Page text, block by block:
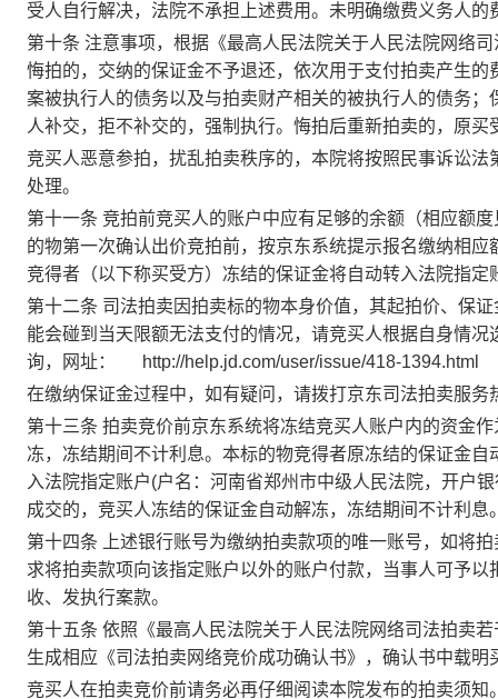
受人自行解决， 法院不承担上述费用。未明确缴费义务人的
第十条 注意事项，根据《最高人民法院关于人民法院网络
悔拍的，交纳的保证金不予退还，依次用于支付拍卖产生
案被执行人的债务以及与拍卖财产相关的被执行人的债务；
人补交，拒不补交的，强制执行。悔拍后重新拍卖的，原买
竞买人恶意参拍，扰乱拍卖秩序的，本院将按照民事诉讼
处理。
第十一条 竞拍前竞买人的账户中应有足够的余额（相应额
的物第一次确认出价竞拍前，按京东系统提示报名缴纳相应
竞得者（以下称买受方）冻结的保证金将自动转入法院指
第十二条 司法拍卖因拍卖标的物本身价值，其起拍价、保
能会碰到当天限额无法支付的情况，请竞买人根据自身情
询，网址：
http://help.jd.com/user/issue/418-1394.html
在缴纳保证金过程中，如有疑问，请拨打京东司法拍卖服务
第十三条 拍卖竞价前京东系统将冻结竞买人账户内的资金
冻，冻结期间不计利息。本标的物竞得者原冻结的保证金自
入法院指定账户(户名：河南省郑州市中级人民法院，开户
成交的，竞买人冻结的保证金自动解冻，冻结期间不计利息
第十四条
上述银行账号为缴纳拍卖款项的唯一账号，如将拍
求将拍卖款项向该指定账户以外的账户付款，当事人可予
收、发执行案款。
第十五条 依照《最高人民法院关于人民法院网络司法拍卖
生成相应《司法拍卖网络竞价成功确认书》，确认书中载明
竞买人在拍卖竞价前请务必再仔细阅读本院发布的拍卖须知